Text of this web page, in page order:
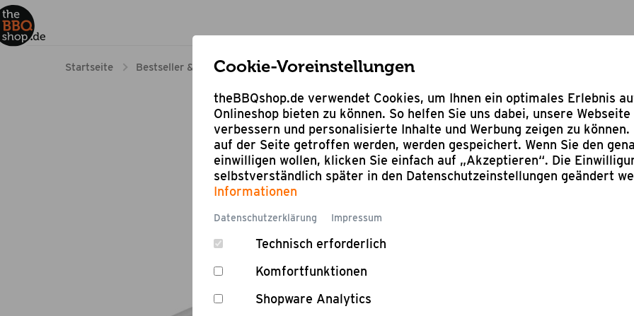
Startseite Bestseller & Angebote Online Shop Grill Aktion Pizzaschneider
Bewertung
Cookie-Voreinstellungen
theBBQshop.de verwendet Cookies, um Ihnen ein optimales Erlebnis
Onlineshop bieten zu können. So helfen Sie uns dabei, unsere
verbessern und personalisierte Inhalte und Werbung zeigen zu
auf der Seite getroffen werden, werden gespeichert. Wenn Sie den
einwilligen wollen, klicken Sie einfach auf „Akzeptieren“. Die
selbstverständlich später in den Datenschutzeinstellungen geändert
Informationen
Datenschutzerklärung Impressum
Technisch erforderlich
Komfortfunktionen
Shopware Analytics